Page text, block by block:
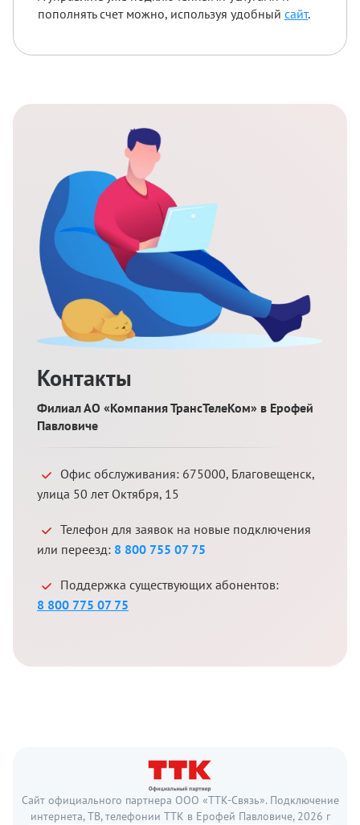
пополнять счет можно, используя удобный сайт.
Контакты
Филиал АО «Компания ТрансТелеКом» в Ерофей
Павловиче
Офис обслуживания: 675000, Благовещенск,
улица 50 лет Октября, 15
Телефон для заявок на новые подключения
или переезд: 8 800 755 07 75
Поддержка существующих абонентов:
8 800 775 07 75
Сайт официального партнера ООО «ТТК-Связь». Подключение
интернета, ТВ, телефонии ТТК в Ерофей Павловиче, 2026 г